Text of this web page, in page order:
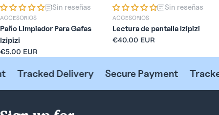
Sin reseñas
ACCESORIOS
Paño Limpiador Para Gafas
Izipizi
Precio
€5.00 EUR
Sin reseñas
ACCESORIOS
Lectura de pantalla Izipizi
Precio
€40.00 EUR
Tracked Delivery Secure Payment